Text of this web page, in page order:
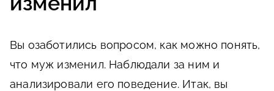
Вы озаботились вопросом, как можно понять,
что муж изменил. Наблюдали за ним и
анализировали его поведение. Итак, вы